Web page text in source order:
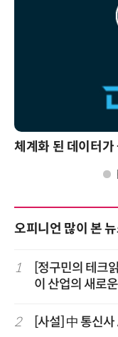
체계화 된 데이터
오피니언 많이 본
1
[정구민의 테크
이 산업의 새로
2 [사설] 中 통신